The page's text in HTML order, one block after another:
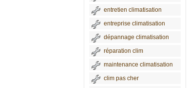
entretien climatisation
entreprise climatisation
dépannage climatisation
réparation clim
maintenance climatisation
clim pas cher